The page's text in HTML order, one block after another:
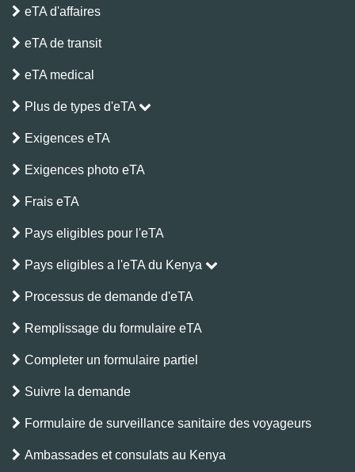
eTA d'affaires
eTA de transit
eTA medical
Plus de types d'eTA
Exigences eTA
Exigences photo eTA
Frais eTA
Pays eligibles pour l'eTA
Pays eligibles a l'eTA du Kenya
Processus de demande d'eTA
Remplissage du formulaire eTA
Completer un formulaire partiel
Suivre la demande
Formulaire de surveillance sanitaire des voyageurs
Ambassades et consulats au Kenya